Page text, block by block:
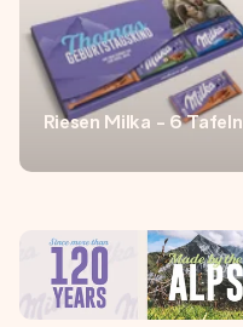
Riesen Milka - 6 Tafeln